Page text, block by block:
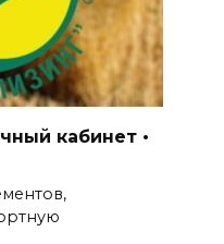
кабинет •